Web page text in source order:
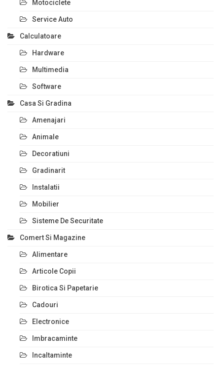
Motociclete
Service Auto
Calculatoare
Hardware
Multimedia
Software
Casa Si Gradina
Amenajari
Animale
Decoratiuni
Gradinarit
Instalatii
Mobilier
Sisteme De Securitate
Comert Si Magazine
Alimentare
Articole Copii
Birotica Si Papetarie
Cadouri
Electronice
Imbracaminte
Incaltaminte